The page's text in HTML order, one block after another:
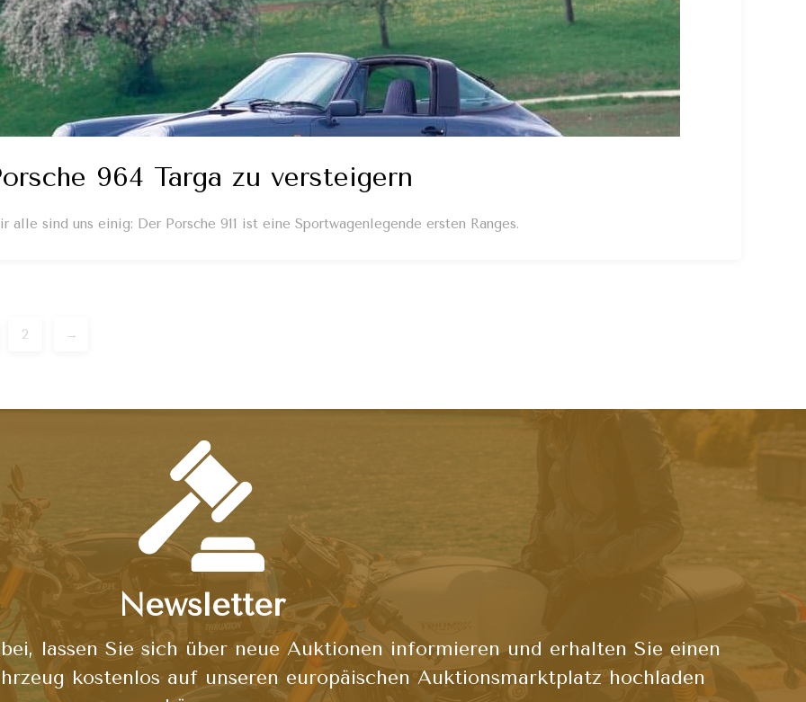
964 Targa zu versteigern
alle sind uns einig: Der Porsche 911 ist eine Sportwagenlegende ersten Ranges.
2 →
Newsletter
lassen Sie sich über neue Auktionen informieren und erhalten Sie einen
kostenlos auf unseren europäischen Auktionsmarktplatz hochladen